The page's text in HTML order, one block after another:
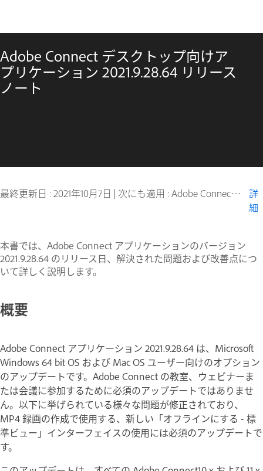
Adobe Connect デスクトップ向けア
プリケーション 2021.9.28.64 リリース
ノート
最終更新日 :2021年10月7日 | 次にも適用 : Adobe Connect 10, Adobe Connect 11
詳
細
本書では、Adobe Connect アプリケーションのバージョン
2021.9.28.64 のリリース日、解決された問題および改善点につ
いて詳しく説明します。
概要
Adobe Connect アプリケーション 2021.9.28.64 は、Microsoft
Windows 64 bit OS および Mac OS ユーザー向けのオプション
のアップデートです。Adobe Connect の教室、ウェビナーま
たは会議に参加するために必須のアップデートではありませ
ん。以下に挙げられている様々な問題が修正されており、
MP4 録画の作成で使用する、新しい「オフラインにする - 標
準ビュー」インターフェイスの使用には必須のアップデートで
す。